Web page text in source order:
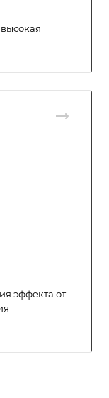
эффекта от